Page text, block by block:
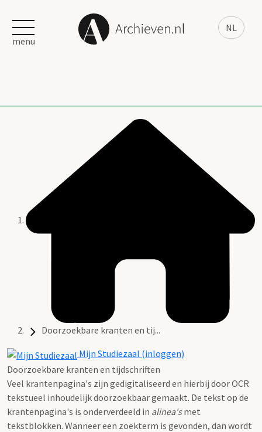
NL
menu
Doorzoekbare kranten en tij...
Mijn Studiezaal (inloggen)
Doorzoekbare kranten en tijdschriften
Veel krantenpagina's zijn gedigitaliseerd en hierbij door OCR
tekstueel inhoudelijk doorzoekbaar gemaakt. De tekst op de
krantenpagina's is onderverdeeld in alinea'smet
tekstblokken. Wanneer een zoekterm is gevonden, dan wordt